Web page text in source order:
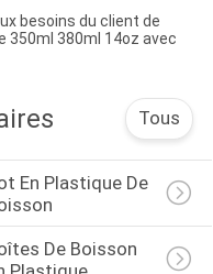
besoins du client de
350ml 380ml 14oz avec
Tous
En Plastique De
De Boisson